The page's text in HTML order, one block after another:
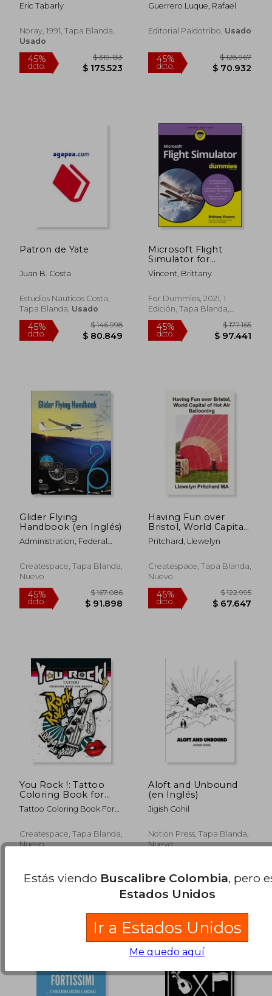
10% 45%
dcto.
Eric Tabarly
Noray, 1991, Tapa Blanda,
Usado
$ 319.133
$ 175.523
Guerrero Luque, Rafael
Editorial Paidotribo, Usado
$
Patron de Yate
Juan B. Costa
Estudios Nauticos Costa,
Tapa Blanda, Usado
45% $ 146.998
Microsoft Flight
Simulator for
Dummies (en Inglés)
Vincent, Brittany
For Dummies, 2021, 1
Edición, Tapa Blanda,
Nuevo
45% $
Glider Flying
Handbook (en Inglés)
Administration, Federal
S. Department Of
Createspace, Tapa Blanda,
Nuevo
Having Fun over
Bristol, World Capital
of Hot Air Ballooning:
How many of these
you identify? (en
Vietnamita)
Pritchard, Llewelyn
Createspace, Tapa Blanda,
Nuevo
You Rock !: Tattoo
Coloring Book for
Adults (en Inglés)
Tattoo Coloring Book For
Createspace, Tapa Blanda,
Nuevo
Aloft and Unbound
(en Inglés)
Jigish Gohil
Notion Press, Tapa Blanda,
Nuevo
Estás viendo Buscalibre Colombia, pero
Estados Unidos
Ir a Estados Unidos
Me quedo aquí